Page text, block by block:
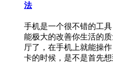
法
手机是一个很不错的工
能极大的改善你生活的
厅了，在手机上就能操
卡的时候，是不是首先